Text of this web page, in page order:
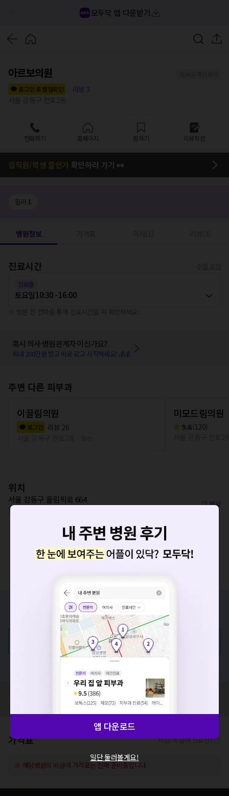
모두닥 앱 다운받기
아르보의원
로그인 후 별점확인
리뷰 3
전화하기 홈페이지 찜하기 리뷰작성
임직원/학생 할인가 확인하러 가기 👀
필러 1
병원정보
진료시간
진료중
토요일10:30 - 16:00
혹시 의사·병원관계자 이신가요?
최대 200만원 받고 바로 광고 시작하세요! 💰💰
주변 다른 피부과
이끌림의원
로그인 리뷰 26
미모드림의원
9.6(120)
위치
서울 강동구 올림픽로 664
천호(풍납토성)역 260m
복사
증상/치료, 궁금한 점이 있나요?
의사가 직접 답해드려요!
💬 무엇이든 물어보세요
혹은, 의료상담 서비스에 다양한 게시글 보러가기
혹시 잘못된 병원정보가 있나요?
모두닥 팀에 알려주세요!
가격표 비급여/급여 진료란?
※ 해당병원의 비급여 가격표는 현재 준비중입니다.
요청하신 작업을 처리하지 못했습니다.
네트워크 또는 서버의 일시적인 오류로, 잠시 후 다시 시도해주
세요. 지속적으로 문제가 발생할 경우 모두닥 채널톡으로 문의
앱 다운로드
일단 둘러볼게요!